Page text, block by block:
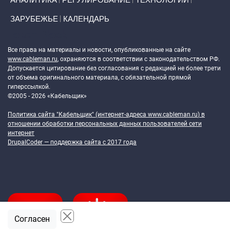
ЗАРУБЕЖЬЕ КАЛЕНДАРЬ
Все права на материалы и новости, опубликованные на сайте
www.cableman.ru, охраняются в соответствии с законодательством РФ.
Допускается цитирование без согласования с редакцией не более трети
от объема оригинального материала, с обязательной прямой
гиперссылкой.
©2005 - 2026 «Кабельщик»
Политика сайта "Кабельщик" (интернет-адреса www.cableman.ru) в
отношении обработки персональных данных пользователей сети
интернет
DrupalCoder — поддержка сайта c 2017 года
Согласен